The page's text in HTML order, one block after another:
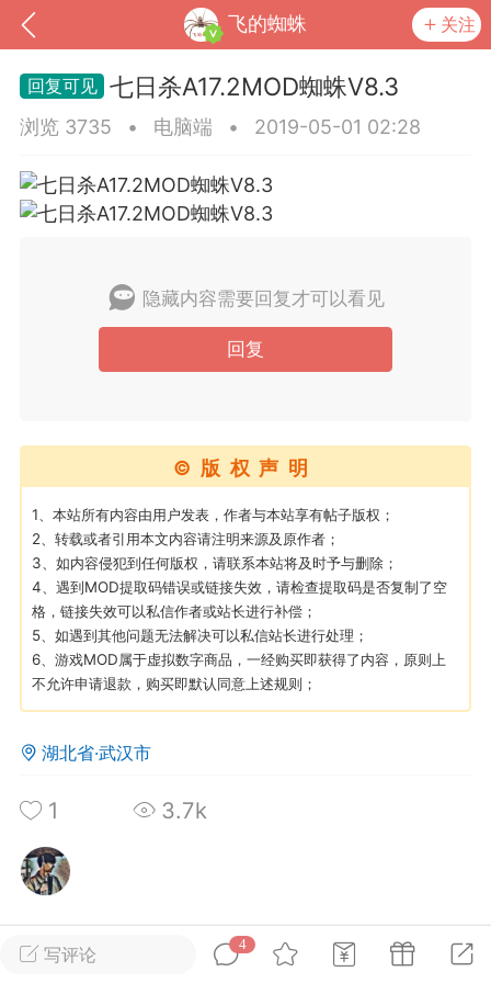
飞的蜘蛛 关注
攻略教程 联机招募
大人
Lv.8
02-10 15:45
电脑端 其他&工具
卖挂
禁止发布联机可用的作弊模组，
单机辅助引流私下售卖服务器外挂！
作弊模组的发布规范近期收到一些信息
作弊模组在联机服务器使用,为了维护游
环境，中文网特此发布以下声明，规范
汉
72
大人
Lv.8
写评论
4
七日杀A17.2MOD蜘蛛V8.3
浏览 3735 • 电脑端 • 2019-05-01 02:28
隐藏内容需要回复才可以看见
回复
©版权声明
1、本站所有内容由用户发表，作者与本站享有帖子版权；
2、转载或者引用本文内容请注明来源及原作者；
3、如内容侵犯到任何版权，请联系本站将及时予与删除；
4、遇到MOD提取码错误或链接失效，请检查提取码是否复制了空
格，链接失效可以私信作者或站长进行补偿；
5、如遇到其他问题无法解决可以私信站长进行处理；
6、游戏MOD属于虚拟数字商品，一经购买即获得了内容，原则上
不允许申请退款，购买即默认同意上述规则；
湖北省·武汉市
1 3.7k
所属论坛 关注